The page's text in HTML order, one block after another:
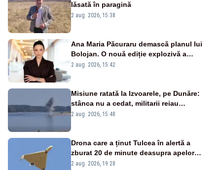
lăsată în paragină
2 aug. 2026, 15:38
Ana Maria Păcuraru demască planul lui
Bolojan. O nouă ediție explozivă a
emisiunii „Miza Zilei” la Realitatea PLUS
2 aug. 2026, 15:42
Misiune ratată la Izvoarele, pe Dunăre:
stânca nu a cedat, militarii reiau
detonările luni – VIDEO
2 aug. 2026, 15:48
Drona care a ținut Tulcea în alertă a
zburat 20 de minute deasupra apelor
României. Au fost ridicate două F-16
2 aug. 2026, 19:28